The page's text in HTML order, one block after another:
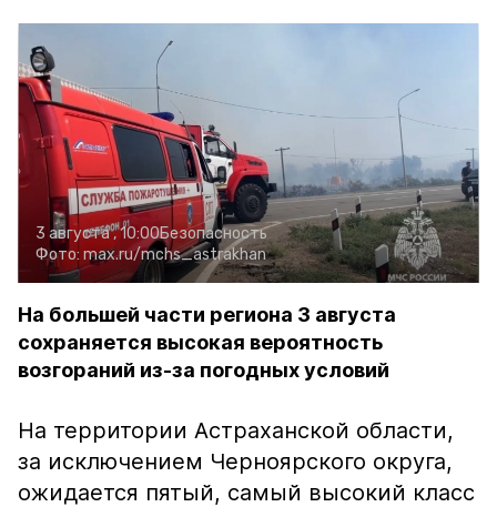
3 августа , 10:00Безопасность
Фото: max.ru/mchs_astrakhan
На большей части региона 3 августа
сохраняется высокая вероятность
возгораний из-за погодных условий
На территории Астраханской области,
за исключением Черноярского округа,
ожидается пятый, самый высокий класс